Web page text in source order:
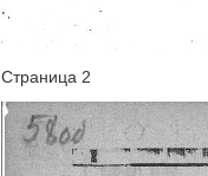
Страница 2